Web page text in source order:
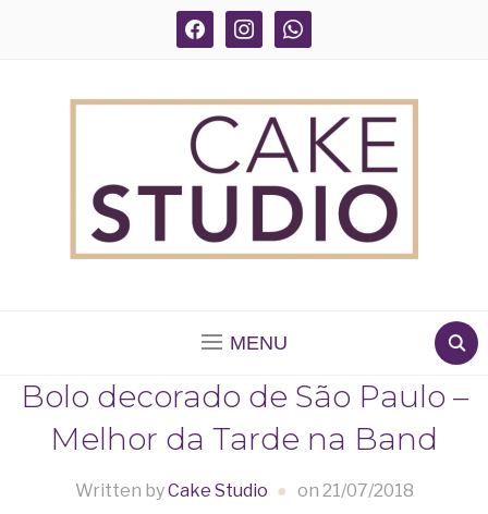
facebook instagram whatsapp
MENU
Bolo decorado de São Paulo –
Melhor da Tarde na Band
Written byCake Studio on 21/07/2018